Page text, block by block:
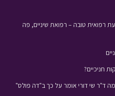
רפואית טובה – רפואת שיניים, פה
חניכיים?
ד"ר שי דורי אומר על כך ב"דה פולס"